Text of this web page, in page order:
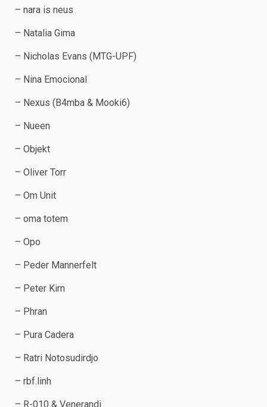
– nara is neus
– Natalia Gima
– Nicholas Evans (MTG-UPF)
– Nina Emocional
– Nexus (B4mba & Mooki6)
– Nueen
– Objekt
– Oliver Torr
– Om Unit
– oma totem
– Opo
– Peder Mannerfelt
– Peter Kirn
– Phran
– Pura Cadera
– Ratri Notosudirdjo
– rbf.linh
– R-010 & Venerandi